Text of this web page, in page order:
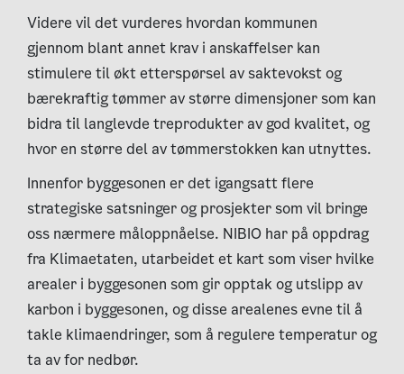
Videre vil det vurderes hvordan kommunen
gjennom blant annet krav i anskaffelser kan
stimulere til økt etterspørsel av saktevokst og
bærekraftig tømmer av større dimensjoner som kan
bidra til langlevde treprodukter av god kvalitet, og
hvor en større del av tømmerstokken kan utnyttes.
Innenfor byggesonen er det igangsatt flere
strategiske satsninger og prosjekter som vil bringe
oss nærmere måloppnåelse. NIBIO har på oppdrag
fra Klimaetaten, utarbeidet et kart som viser hvilke
arealer i byggesonen som gir opptak og utslipp av
karbon i byggesonen, og disse arealenes evne til å
takle klimaendringer, som å regulere temperatur og
ta av for nedbør.